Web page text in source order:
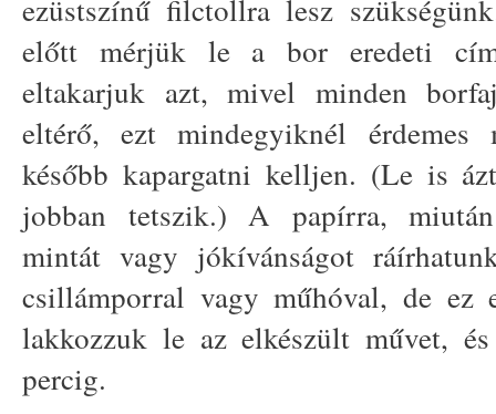
ezüstszínű filctollra lesz
előtt mérjük le a bor eredeti
eltakarjuk azt, mivel minden
eltérő, ezt mindegyiknél érdemes
később kapargatni kelljen. (Le is
jobban tetszik.) A papírra,
mintát vagy jókívánságot
csillámporral vagy műhóval, de ez
lakkozzuk le az elkészült művet,
percig.